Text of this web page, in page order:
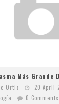
Más Grande
Ortiz
20 April
0 Comments